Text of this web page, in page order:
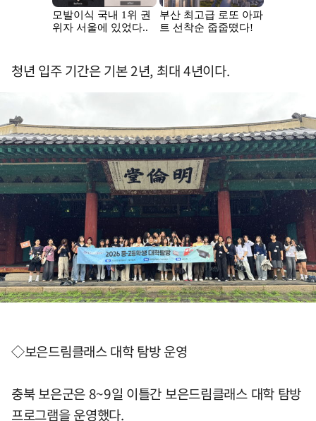
청년 입주 기간은 기본 2년, 최대 4년이다.
◇보은드림클래스 대학 탐방 운영
충북 보은군은 8~9일 이틀간 보은드림클래스 대학 탐방
프로그램을 운영했다.